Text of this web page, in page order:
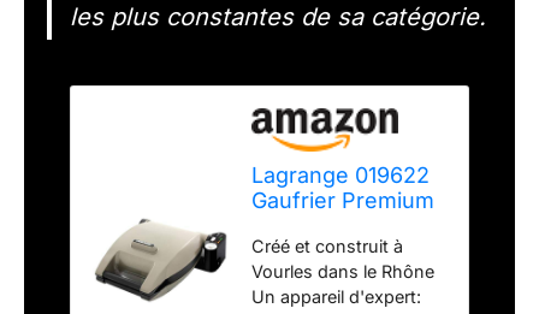
les plus constantes de sa catégorie.
Lagrange 019622
Gaufrier Premium
Gaufrettes +
Croque monsieur
Taupe
Créé et construit à
Vourles dans le Rhône
Un appareil d'expert: